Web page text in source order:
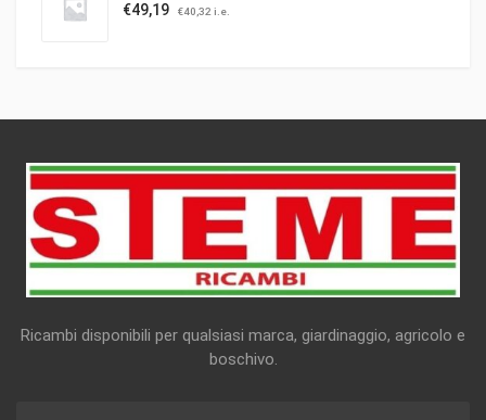
€49,19 €40,32 i.e.
Ricambi disponibili per qualsiasi marca, giardinaggio, agricolo e
boschivo.